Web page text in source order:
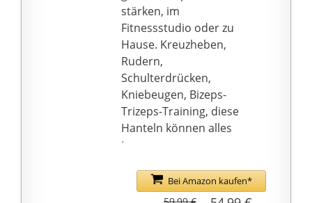
Langhantelständer zum
olympischen Reißen,
unsere
Langhantelstange
bietet dir so Einiges.
wuuhoo, Sport frei!
MEHR ZU HENRY.
Material: Stahl
verchromt I Länge: 180
120 cm I Durchmesser
für die
stärken, im
Fitnessstudio oder zu
Hause. Kreuzheben,
Rudern,
Schulterdrücken,
Kniebeugen, Bizeps-
Trizeps-Training, diese
Hanteln können alles
tun.
Langhantelstange ist
aus Stahl gefertigt und
Bei Amazon kaufen*